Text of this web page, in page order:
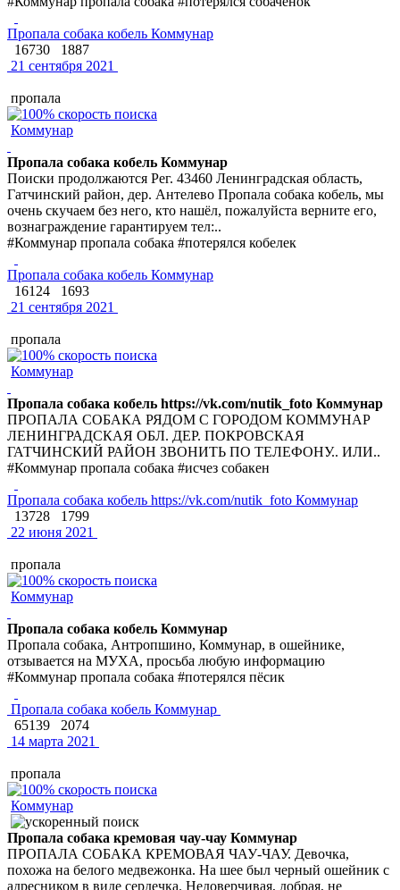
Пропала собака кобель Коммунар
16730
1887
21 сентября 2021
пропала
Коммунар
Пропала собака кобель Коммунар
Поиски продолжаются Рег. 43460 Ленинградская область,
Гатчинский район, дер. Антелево Пропала собака кобель, мы
очень скучаем без него, кто нашёл, пожалуйста верните его,
вознаграждение гарантируем тел:..
#Коммунар пропала собака #потерялся кобелек
Пропала собака кобель Коммунар
16124
1693
21 сентября 2021
пропала
Коммунар
Пропала собака кобель https://vk.com/nutik_foto Коммунар
ПРОПАЛА СОБАКА РЯДОМ С ГОРОДОМ КОММУНАР
ЛЕНИНГРАДСКАЯ ОБЛ. ДЕР. ПОКРОВСКАЯ
ГАТЧИНСКИЙ РАЙОН ЗВОНИТЬ ПО ТЕЛЕФОНУ.. ИЛИ..
#Коммунар пропала собака #исчез собакен
Пропала собака кобель https://vk.com/nutik_foto Коммунар
13728
1799
22 июня 2021
пропала
Коммунар
Пропала собака кобель Коммунар
Пропала собака, Антропшино, Коммунар, в ошейнике,
отзывается на МУХА, просьба любую информацию
#Коммунар пропала собака #потерялся пёсик
Пропала собака кобель Коммунар
65139
2074
14 марта 2021
пропала
Коммунар
Пропала собака кремовая чау-чау Коммунар
ПРОПАЛА СОБАКА КРЕМОВАЯ ЧАУ-ЧАУ. Девочка,
похожа на белого медвежонка. На шее был черный ошейник с
адресником в виде сердечка. Недоверчивая, добрая, не